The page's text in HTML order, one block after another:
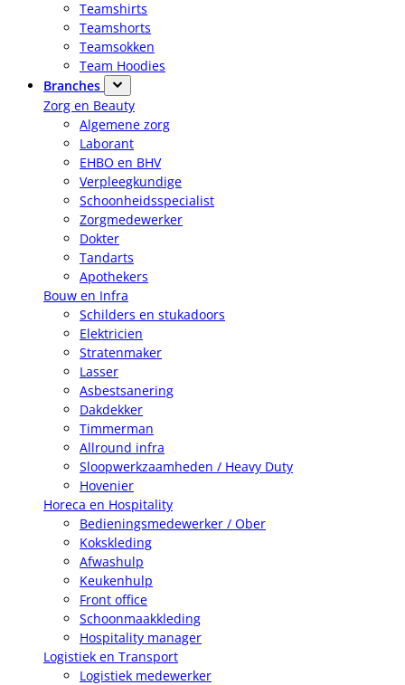
Teamshirts
Teamshorts
Teamsokken
Team Hoodies
Branches
Zorg en Beauty
Algemene zorg
Laborant
EHBO en BHV
Verpleegkundige
Schoonheidsspecialist
Zorgmedewerker
Dokter
Tandarts
Apothekers
Bouw en Infra
Schilders en stukadoors
Elektricien
Stratenmaker
Lasser
Asbestsanering
Dakdekker
Timmerman
Allround infra
Sloopwerkzaamheden / Heavy Duty
Hovenier
Horeca en Hospitality
Bedieningsmedewerker / Ober
Kokskleding
Afwashulp
Keukenhulp
Front office
Schoonmaakkleding
Hospitality manager
Logistiek en Transport
Logistiek medewerker